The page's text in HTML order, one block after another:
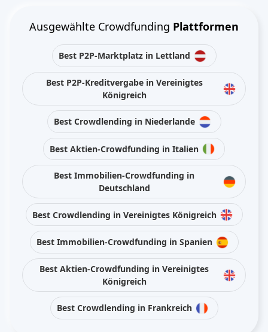
Ausgewählte Crowdfunding Plattformen
Best P2P-Marktplatz in Lettland
Best P2P-Kreditvergabe in Vereinigtes
Königreich
Best Crowdlending in Niederlande
Best Aktien-Crowdfunding in Italien
Best Immobilien-Crowdfunding in
Deutschland
Best Crowdlending in Vereinigtes Königreich
Best Immobilien-Crowdfunding in Spanien
Best Aktien-Crowdfunding in Vereinigtes
Königreich
Best Crowdlending in Frankreich